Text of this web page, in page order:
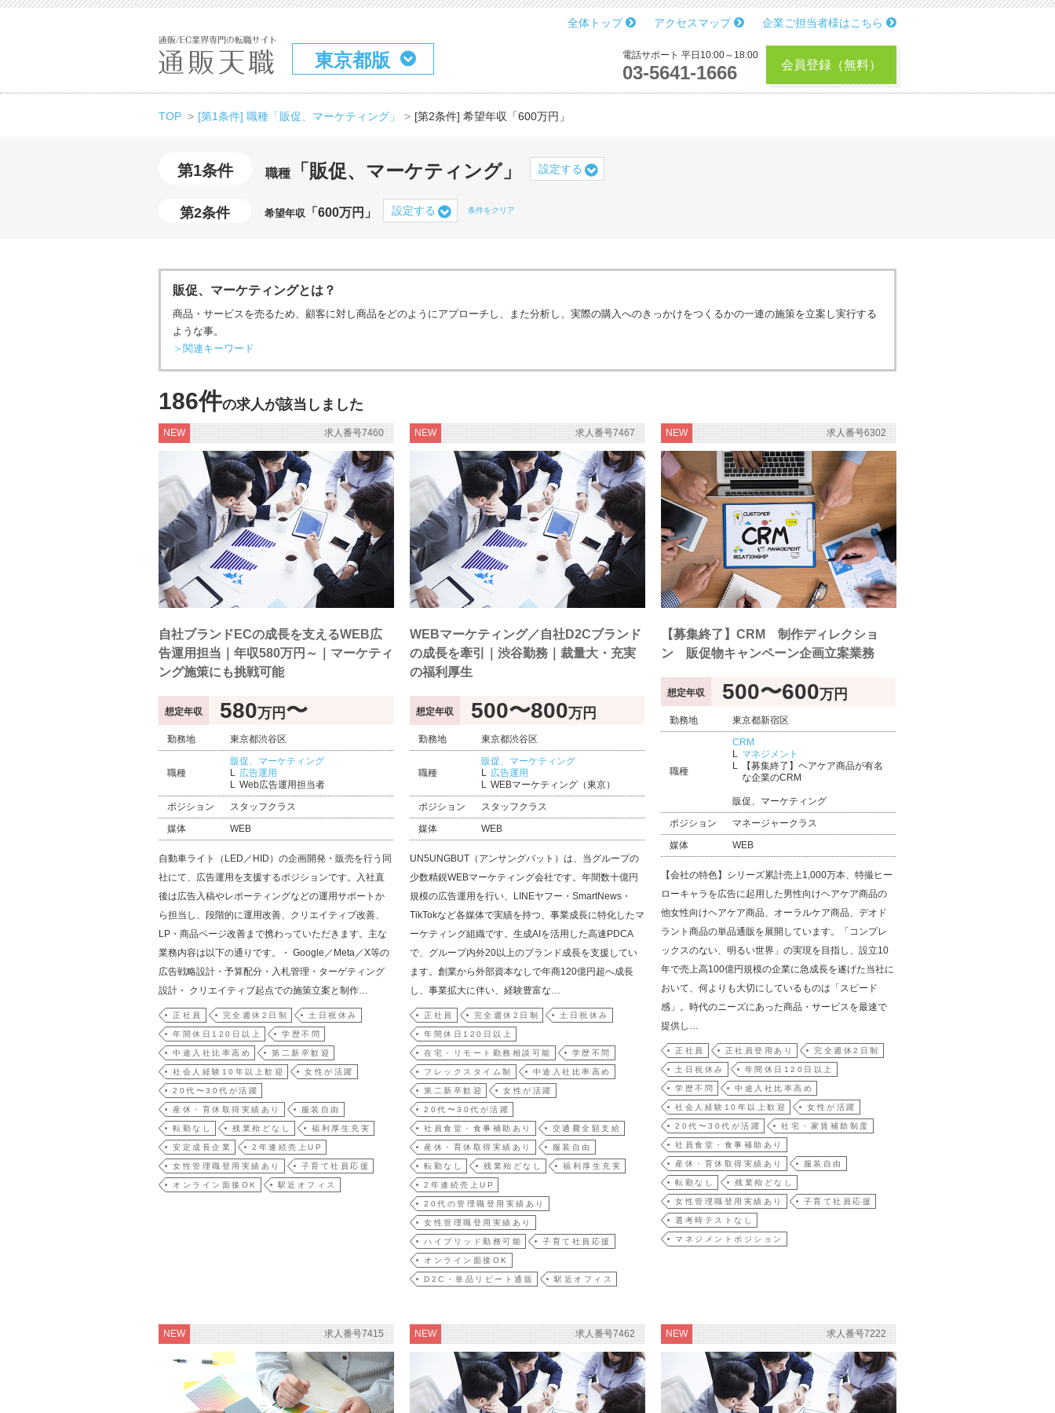
全体トップ アクセスマップ 企業ご担当者様はこちら
東京都版 電話サポート 平日10:00～18:00
03-5641-1666 会員登録（無料）
TOP [第1条件] 職種「販促、マーケティング」 [第2条件] 希望年収「600万円」
第1条件 職種 「販促、マーケティング」 設定する
第2条件 希望年収 「600万円」 設定する 条件をクリア
販促、マーケティングとは？
商品・サービスを売るため、顧客に対し商品をどのようにアプローチし、また分析し、実際の購入へのきっかけをつくるかの一連の施策を立案し実行する
ような事。
＞関連キーワード
186件の求人が該当しました
NEW 求人番号7460
自社ブランドECの成長を支えるWEB広
告運用担当｜年収580万円～｜マーケティ
ング施策にも挑戦可能
想定年収 580万円 〜
勤務地 東京都渋谷区
職種
販促、マーケティング
広告運用
Web広告運用担当者
ポジション
スタッフクラス
媒体
WEB
自動車ライト（LED／HID）の企画開発・販売を行う同
社にて、広告運用を支援するポジションです。入社直
後は広告入稿やレポーティングなどの運用サポートか
ら担当し、段階的に運用改善、クリエイティブ改善、
LP・商品ページ改善まで携わっていただきます。主な
業務内容は以下の通りです。・ Google／Meta／X等の
広告戦略設計・予算配分・入札管理・ターゲティング
設計・ クリエイティブ起点での施策立案と制作…
正社員 完全週休2日制 土日祝休み
年間休日120日以上 学歴不問
中途入社比率高め 第二新卒歓迎
社会人経験10年以上歓迎 女性が活躍
20代〜30代が活躍
産休・育休取得実績あり 服装自由
転勤なし 残業殆どなし 福利厚生充実
安定成長企業 2年連続売上UP
女性管理職登用実績あり 子育て社員応援
オンライン面接OK 駅近オフィス
NEW 求人番号7467
WEBマーケティング／自社D2Cブランド
の成長を牽引｜渋谷勤務｜裁量大・充実
の福利厚生
想定年収 500〜800万円
勤務地 東京都渋谷区
職種
販促、マーケティング
広告運用
WEBマーケティング（東京）
ポジション
スタッフクラス
媒体
WEB
UN5UNGBUT（アンサングバット）は、当グループの
少数精鋭WEBマーケティング会社です。年間数十億円
規模の広告運用を行い、LINEヤフー・SmartNews・
TikTokなど各媒体で実績を持つ、事業成長に特化したマ
ーケティング組織です。生成AIを活用した高速PDCA
で、グループ内外20以上のブランド成長を支援してい
ます。創業から外部資本なしで年商120億円超へ成長
し、事業拡大に伴い、経験豊富な…
正社員 完全週休2日制 土日祝休み
年間休日120日以上
在宅・リモート勤務相談可能 学歴不問
フレックスタイム制 中途入社比率高め
第二新卒歓迎 女性が活躍
20代〜30代が活躍
社員食堂・食事補助あり 交通費全額支給
産休・育休取得実績あり 服装自由
転勤なし 残業殆どなし 福利厚生充実
2年連続売上UP
20代の管理職登用実績あり
女性管理職登用実績あり
ハイブリッド勤務可能 子育て社員応援
オンライン面接OK
D2C・単品リピート通販 駅近オフィス
NEW 求人番号6302
【募集終了】CRM 制作ディレクショ
ン 販促物キャンペーン企画立案業務
想定年収 500〜600万円
勤務地 東京都新宿区
職種
CRM
マネジメント
【募集終了】ヘアケア商品が有名
な企業のCRM
販促、マーケティング
ポジション
マネージャークラス
媒体
WEB
【会社の特色】シリーズ累計売上1,000万本、特撮ヒー
ローキャラを広告に起用した男性向けヘアケア商品の
他女性向けヘアケア商品、オーラルケア商品、デオド
ラント商品の単品通販を展開しています。「コンプレ
ックスのない、明るい世界」の実現を目指し、設立10
年で売上高100億円規模の企業に急成長を遂げた当社に
おいて、何よりも大切にしているものは「スピード
感」。時代のニーズにあった商品・サービスを最速で
提供し…
正社員 正社員登用あり 完全週休2日制
土日祝休み 年間休日120日以上
学歴不問 中途入社比率高め
社会人経験10年以上歓迎 女性が活躍
20代〜30代が活躍 社宅・家賃補助制度
社員食堂・食事補助あり
産休・育休取得実績あり 服装自由
転勤なし 残業殆どなし
女性管理職登用実績あり 子育て社員応援
選考時テストなし
マネジメントポジション
NEW 求人番号7415 NEW 求人番号7462 NEW 求人番号7222